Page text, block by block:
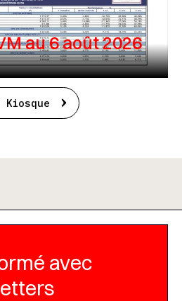
au 6 août 2026
Kiosque
avec